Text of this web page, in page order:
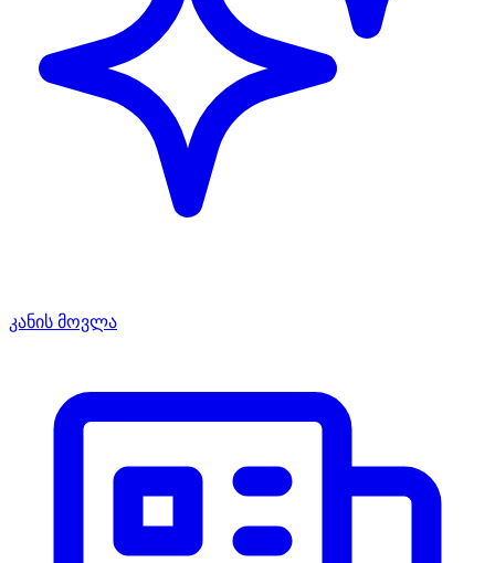
კანის მოვლა